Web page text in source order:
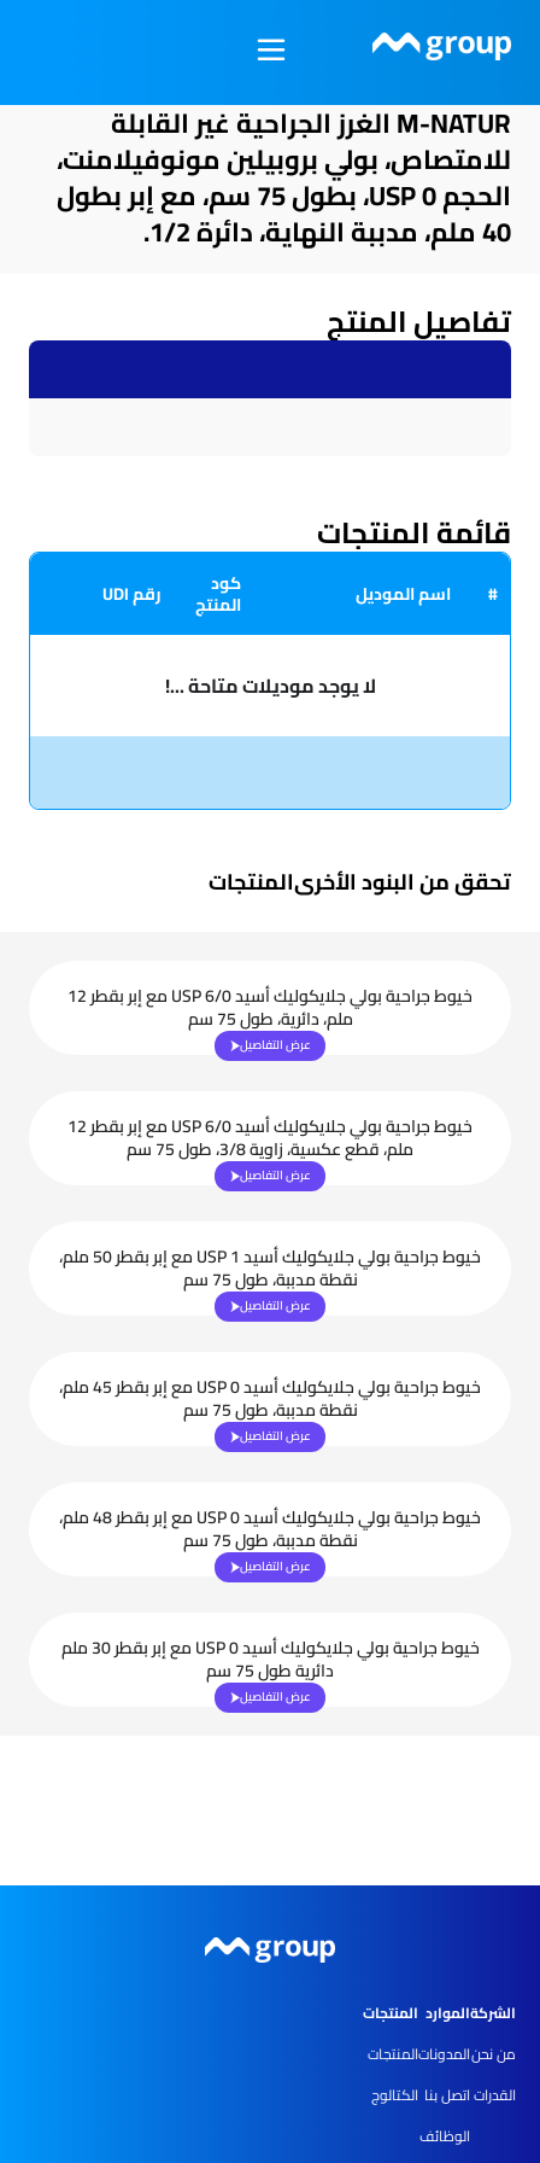
المحتوى
M-NATUR الغرز الجراحية غير القابلة
للامتصاص، بولي بروبيلين مونوفيلامنت،
الحجم USP 0، بطول 75 سم، مع إبر بطول
40 ملم، مدببة النهاية، دائرة 1/2.
تفاصيل المنتج
قائمة المنتجات
# اسم الموديل كود
المنتج رقم UDI
لا يوجد موديلات متاحة ...!
تحقق من البنود الأخرىالمنتجات
خيوط جراحية بولي جلايكوليك أسيد USP 6/0 مع إبر بقطر 12
ملم، دائرية، طول 75 سم
عرض التفاصيل
خيوط جراحية بولي جلايكوليك أسيد USP 6/0 مع إبر بقطر 12
ملم، قطع عكسية، زاوية 3/8، طول 75 سم
عرض التفاصيل
خيوط جراحية بولي جلايكوليك أسيد USP 1 مع إبر بقطر 50 ملم،
نقطة مدببة، طول 75 سم
عرض التفاصيل
خيوط جراحية بولي جلايكوليك أسيد USP 0 مع إبر بقطر 45 ملم،
نقطة مدببة، طول 75 سم
عرض التفاصيل
خيوط جراحية بولي جلايكوليك أسيد USP 0 مع إبر بقطر 48 ملم،
نقطة مدببة، طول 75 سم
عرض التفاصيل
خيوط جراحية بولي جلايكوليك أسيد USP 0 مع إبر بقطر 30 ملم
دائرية طول 75 سم
عرض التفاصيل
الشركة
من نحن
القدرات
الموارد
المدونات
اتصل بنا
الوظائف
المنتجات
المنتجات
الكتالوج